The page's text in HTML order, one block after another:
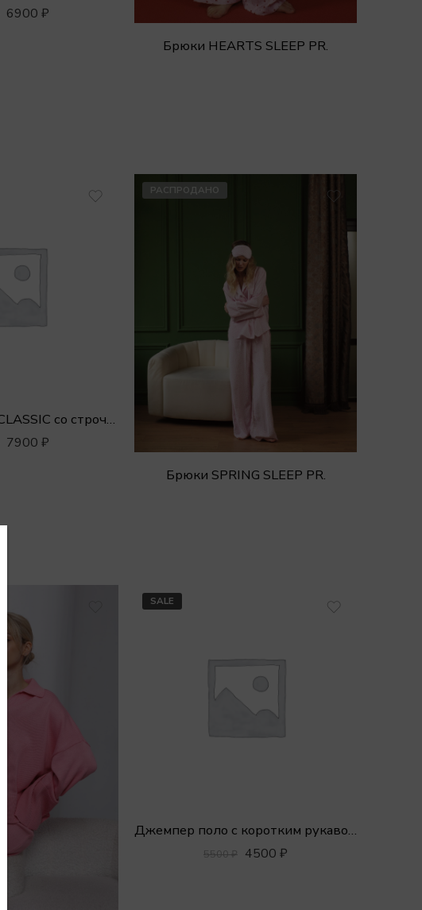
6900 ₽
Брюки HEARTS SLEEP PR.
БРЮКИ SPORT CLASSIC со строчкой
7900 ₽
РАСПРОДАНО
Брюки SPRING SLEEP PR.
SALE
Джемпер поло с коротким рукавом из премиального хлопка
5500₽ 4500 ₽